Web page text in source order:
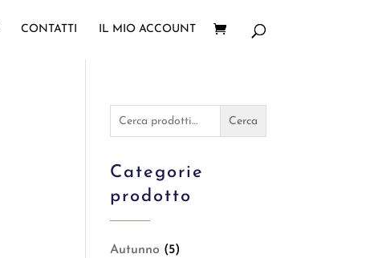
CONTATTI IL MIO ACCOUNT
Cerca: Cerca
Categorie
prodotto
Autunno (5)